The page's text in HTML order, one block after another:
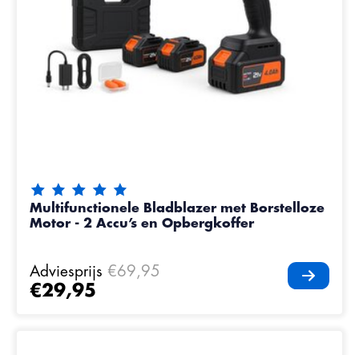
De beoordeling van dit product is van de 5
Multifunctionele Bladblazer met Borstelloze
Motor - 2 Accu’s en Opbergkoffer
Adviesprijs €69,95
€29,95